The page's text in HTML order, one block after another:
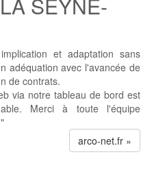
SEYNE-
et adaptation sans
adéquation avec l'avancée de
de contrats.
via notre tableau de bord est
Merci à toute l'équipe
arco-net.fr »